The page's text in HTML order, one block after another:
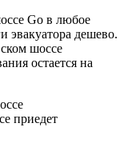
Go в любое
эвакуатора дешево.
шоссе
остается на
приедет